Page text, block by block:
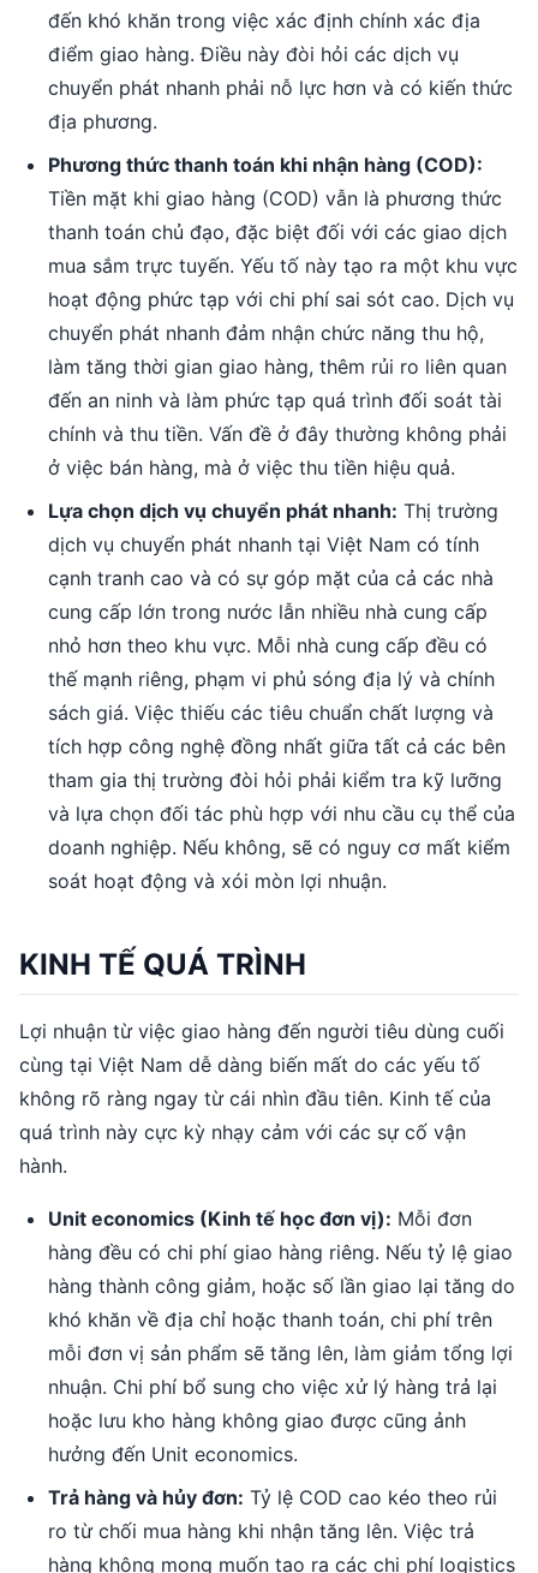
đến khó khăn trong việc xác định chính xác địa
điểm giao hàng. Điều này đòi hỏi các dịch vụ
chuyển phát nhanh phải nỗ lực hơn và có kiến thức
địa phương.
Phương thức thanh toán khi nhận hàng (COD):
Tiền mặt khi giao hàng (COD) vẫn là phương thức
thanh toán chủ đạo, đặc biệt đối với các giao dịch
mua sắm trực tuyến. Yếu tố này tạo ra một khu vực
hoạt động phức tạp với chi phí sai sót cao. Dịch vụ
chuyển phát nhanh đảm nhận chức năng thu hộ,
làm tăng thời gian giao hàng, thêm rủi ro liên quan
đến an ninh và làm phức tạp quá trình đối soát tài
chính và thu tiền. Vấn đề ở đây thường không phải
ở việc bán hàng, mà ở việc thu tiền hiệu quả.
Lựa chọn dịch vụ chuyển phát nhanh: Thị trường
dịch vụ chuyển phát nhanh tại Việt Nam có tính
cạnh tranh cao và có sự góp mặt của cả các nhà
cung cấp lớn trong nước lẫn nhiều nhà cung cấp
nhỏ hơn theo khu vực. Mỗi nhà cung cấp đều có
thế mạnh riêng, phạm vi phủ sóng địa lý và chính
sách giá. Việc thiếu các tiêu chuẩn chất lượng và
tích hợp công nghệ đồng nhất giữa tất cả các bên
tham gia thị trường đòi hỏi phải kiểm tra kỹ lưỡng
và lựa chọn đối tác phù hợp với nhu cầu cụ thể của
doanh nghiệp. Nếu không, sẽ có nguy cơ mất kiểm
soát hoạt động và xói mòn lợi nhuận.
KINH TẾ QUÁ TRÌNH
Lợi nhuận từ việc giao hàng đến người tiêu dùng cuối
cùng tại Việt Nam dễ dàng biến mất do các yếu tố
không rõ ràng ngay từ cái nhìn đầu tiên. Kinh tế của
quá trình này cực kỳ nhạy cảm với các sự cố vận
hành.
Unit economics (Kinh tế học đơn vị): Mỗi đơn
hàng đều có chi phí giao hàng riêng. Nếu tỷ lệ giao
hàng thành công giảm, hoặc số lần giao lại tăng do
khó khăn về địa chỉ hoặc thanh toán, chi phí trên
mỗi đơn vị sản phẩm sẽ tăng lên, làm giảm tổng lợi
nhuận. Chi phí bổ sung cho việc xử lý hàng trả lại
hoặc lưu kho hàng không giao được cũng ảnh
hưởng đến Unit economics.
Trả hàng và hủy đơn: Tỷ lệ COD cao kéo theo rủi
ro từ chối mua hàng khi nhận tăng lên. Việc trả
hàng không mong muốn tạo ra các chi phí logistics